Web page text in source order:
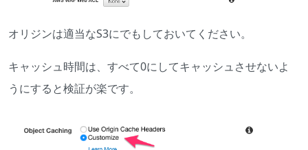
オリジンは適当なS3にでもしておいてください。
キャッシュ時間は、すべて0にしてキャッシュさせないよ
うにすると検証が楽です。